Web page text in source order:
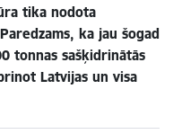
tika nodota
ka jau šogad
tonnas sašķidrinātās
Latvijas un visa